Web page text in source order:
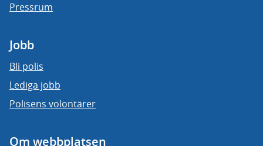
Pressrum
Jobb
Bli polis
Lediga jobb
Polisens volontärer
Om webbplatsen